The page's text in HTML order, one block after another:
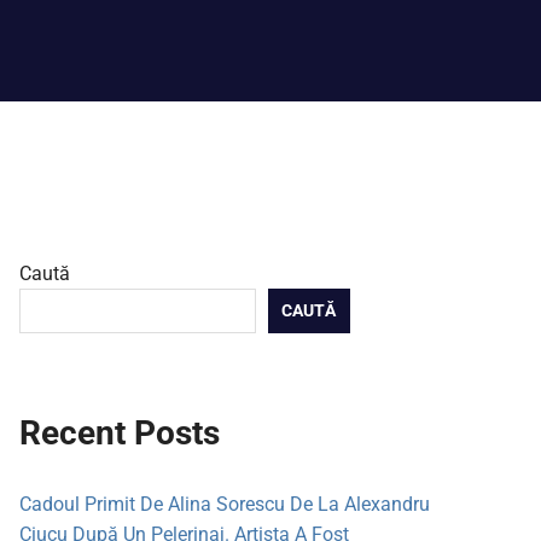
Caută
CAUTĂ
Recent Posts
Cadoul Primit De Alina Sorescu De La Alexandru
Ciucu După Un Pelerinaj. Artista A Fost